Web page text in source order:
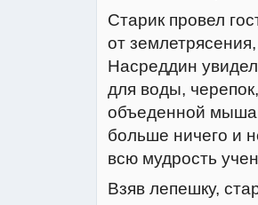
Старик провел
от
Hасреддин
для воды,
объеденной
больше ничего и
всю мудрость
Взяв лепешку,